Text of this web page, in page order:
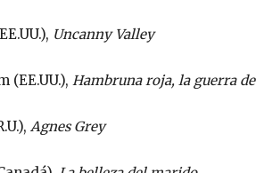
Uncanny Valley
(EE.UU.), Hambruna roja, la guerra
Agnes Grey